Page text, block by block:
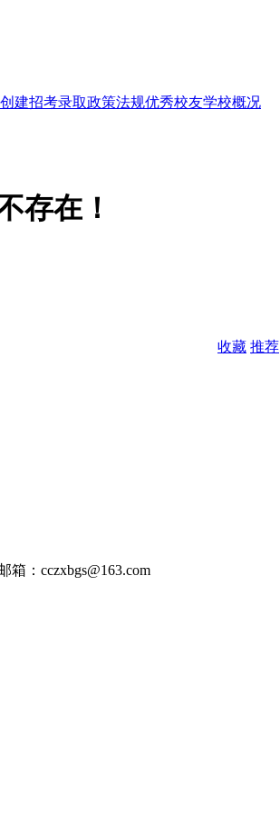
建招考录取政策法规优秀校友学校概况
存在！
收藏 推荐
：cczxbgs@163.com